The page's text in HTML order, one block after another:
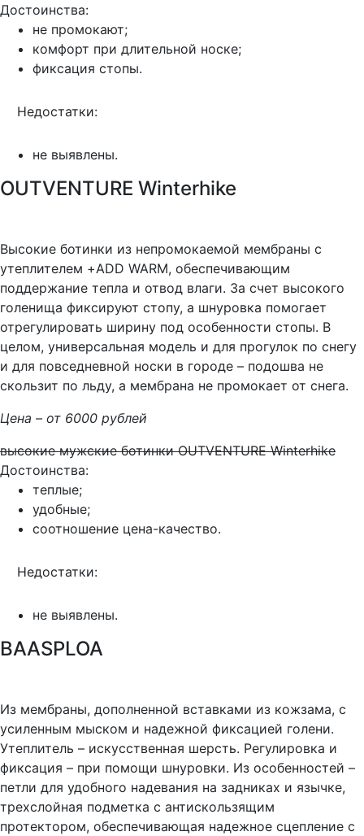
Достоинства:
не промокают;
комфорт при длительной носке;
фиксация стопы.
Недостатки:
не выявлены.
OUTVENTURE Winterhike
Высокие ботинки из непромокаемой мембраны с
утеплителем +ADD WARM, обеспечивающим
поддержание тепла и отвод влаги. За счет высокого
голенища фиксируют стопу, а шнуровка помогает
отрегулировать ширину под особенности стопы. В
целом, универсальная модель и для прогулок по снегу
и для повседневной носки в городе – подошва не
скользит по льду, а мембрана не промокает от снега.
Цена – от 6000 рублей
высокие мужские ботинки OUTVENTURE Winterhike
Достоинства:
теплые;
удобные;
соотношение цена-качество.
Недостатки:
не выявлены.
BAASPLOA
Из мембраны, дополненной вставками из кожзама, с
усиленным мыском и надежной фиксацией голени.
Утеплитель – искусственная шерсть. Регулировка и
фиксация – при помощи шнуровки. Из особенностей –
петли для удобного надевания на задниках и язычке,
трехслойная подметка с антискользящим
протектором, обеспечивающая надежное сцепление с